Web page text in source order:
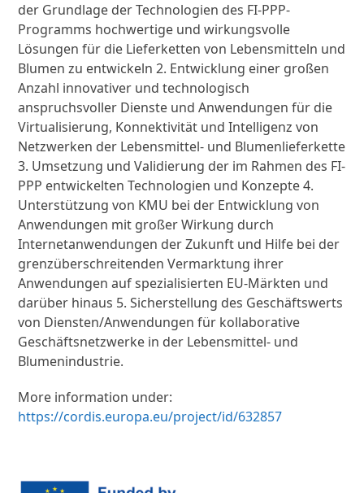
der Grundlage der Technologien des FI-PPP-
Programms hochwertige und wirkungsvolle
Lösungen für die Lieferketten von Lebensmitteln und
Blumen zu entwickeln 2. Entwicklung einer großen
Anzahl innovativer und technologisch
anspruchsvoller Dienste und Anwendungen für die
Virtualisierung, Konnektivität und Intelligenz von
Netzwerken der Lebensmittel- und Blumenlieferkette
3. Umsetzung und Validierung der im Rahmen des FI-
PPP entwickelten Technologien und Konzepte 4.
Unterstützung von KMU bei der Entwicklung von
Anwendungen mit großer Wirkung durch
Internetanwendungen der Zukunft und Hilfe bei der
grenzüberschreitenden Vermarktung ihrer
Anwendungen auf spezialisierten EU-Märkten und
darüber hinaus 5. Sicherstellung des Geschäftswerts
von Diensten/Anwendungen für kollaborative
Geschäftsnetzwerke in der Lebensmittel- und
Blumenindustrie.
More information under:
https://cordis.europa.eu/project/id/632857